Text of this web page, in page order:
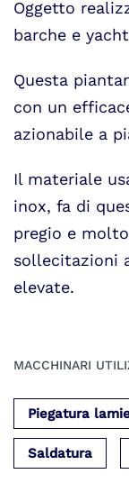
Oggetto
barche e
Questa
con un
azionabile a
Il materiale
inox, fa di
pregio e
sollecitazioni
elevate.
MACCHINARI
Piegatura
Saldatura